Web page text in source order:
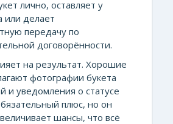
лично, оставляет у
или делает
передачу по
договорённости.
на результат. Хорошие
фотографии букета
и уведомления о статусе
плюс, но он
шансы, что всё